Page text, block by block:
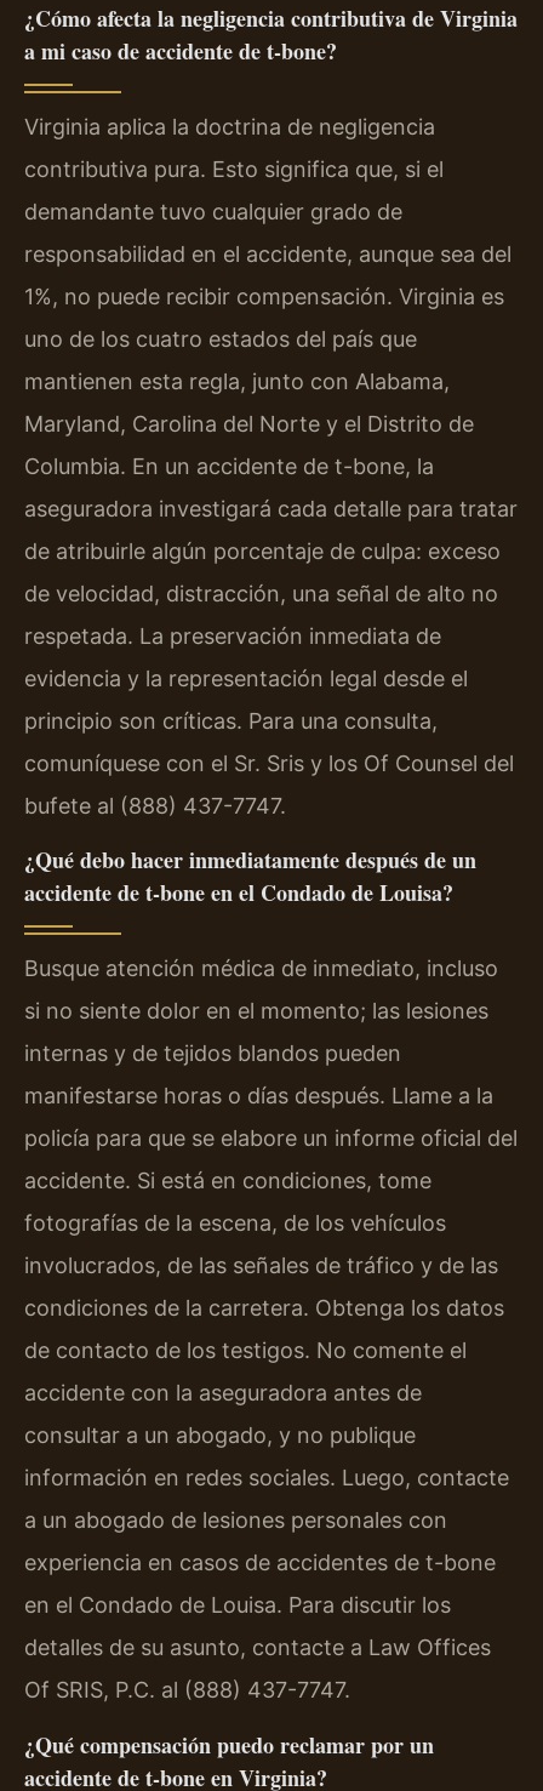
¿Cómo afecta la negligencia contributiva de Virginia
a mi caso de accidente de t-bone?
Virginia aplica la doctrina de negligencia
contributiva pura. Esto significa que, si el
demandante tuvo cualquier grado de
responsabilidad en el accidente, aunque sea del
1%, no puede recibir compensación. Virginia es
uno de los cuatro estados del país que
mantienen esta regla, junto con Alabama,
Maryland, Carolina del Norte y el Distrito de
Columbia. En un accidente de t-bone, la
aseguradora investigará cada detalle para tratar
de atribuirle algún porcentaje de culpa: exceso
de velocidad, distracción, una señal de alto no
respetada. La preservación inmediata de
evidencia y la representación legal desde el
principio son críticas. Para una consulta,
comuníquese con el Sr. Sris y los Of Counsel del
bufete al (888) 437-7747.
¿Qué debo hacer inmediatamente después de un
accidente de t-bone en el Condado de Louisa?
Busque atención médica de inmediato, incluso
si no siente dolor en el momento; las lesiones
internas y de tejidos blandos pueden
manifestarse horas o días después. Llame a la
policía para que se elabore un informe oficial del
accidente. Si está en condiciones, tome
fotografías de la escena, de los vehículos
involucrados, de las señales de tráfico y de las
condiciones de la carretera. Obtenga los datos
de contacto de los testigos. No comente el
accidente con la aseguradora antes de
consultar a un abogado, y no publique
información en redes sociales. Luego, contacte
a un abogado de lesiones personales con
experiencia en casos de accidentes de t-bone
en el Condado de Louisa. Para discutir los
detalles de su asunto, contacte a Law Offices
Of SRIS, P.C. al (888) 437-7747.
¿Qué compensación puedo reclamar por un
accidente de t-bone en Virginia?